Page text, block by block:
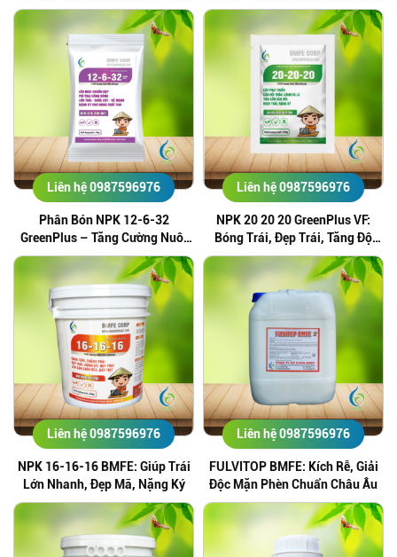
Hệ Mới Chuẩn Châu Âu, Nhập
Khẩu Từ Thổ Nhĩ Kỳ
TĂNG TRƯỞNG TOÀN DIỆN
Liên hệ 0987596976
Phân Bón NPK 12-6-32
GreenPlus – Tăng Cường Nuôi
Trái, Lên Màu Chuẩn, Nặng Ký
Năng Suất Cao
Liên hệ 0987596976
NPK 20 20 20 GreenPlus VF:
Bóng Trái, Đẹp Trái, Tăng Độ
Ngọt
Liên hệ 0987596976
NPK 16-16-16 BMFE: Giúp Trái
Lớn Nhanh, Đẹp Mã, Nặng Ký
Liên hệ 0987596976
FULVITOP BMFE: Kích Rễ, Giải
Độc Mặn Phèn Chuẩn Châu Âu